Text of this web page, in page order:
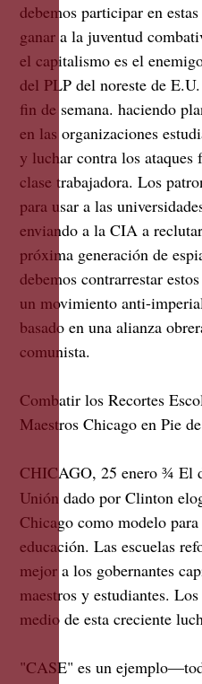
debemos participar en
ganar a la juventud
el capitalismo es el
del PLP del noreste de
fin de semana. haciendo
en las organizaciones
y luchar contra los ataques
clase trabajadora. Los
para usar a las
enviando a la CIA a
próxima generación de
debemos contrarrestar
un movimiento anti-
basado en una alianza
comunista.
Combatir los Recortes
Maestros Chicago en Pie
CHICAGO, 25 enero¾ El
Unión dado por Clinton
Chicago como modelo
educación. Las escuelas
mejor a los gobernantes
maestros y estudiantes.
medio de esta creciente
"CASE" es un